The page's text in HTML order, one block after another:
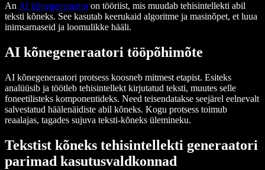
An AI kõnegeneraatoron tööriist, mis muudab tehisintellekti abil
teksti kõneks. See kasutab keerukaid algoritme ja masinõpet, et luua
inimsarnaseid ja loomulikke hääli.
AI kõnegeneraatori tööpõhimõte
AI kõnegeneraatori protsess koosneb mitmest etapist. Esiteks
analüüsib ja töötleb tehisintellekt kirjutatud teksti, muutes selle
foneetilisteks komponentideks. Need teisendatakse seejärel eelnevalt
salvestatud häälenäidiste abil kõneks. Kogu protsess toimub
reaalajas, tagades sujuva teksti-kõneks ülemineku.
Tekstist kõneks tehisintellekti generaatori
parimad kasutusvaldkonnad